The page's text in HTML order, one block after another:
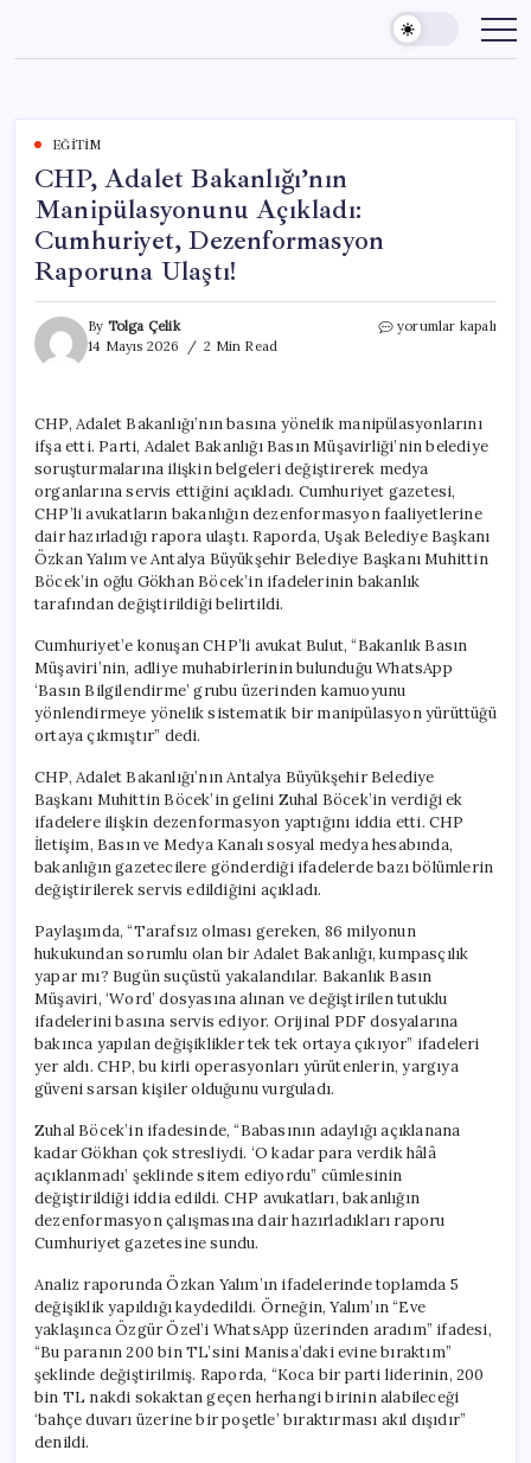
content
EĞITIM
CHP, Adalet Bakanlığı’nın
Manipülasyonunu Açıkladı:
Cumhuriyet, Dezenformasyon
Raporuna Ulaştı!
By Tolga Çelik
14 Mayıs 2026
2 Min Read
CHP,
Cumhuriyet,
Dezenformasyon
Raporuna
Ulaştı!
için
yorumlar kapalı
CHP, Adalet Bakanlığı’nın basına yönelik manipülasyonlarını
ifşa etti. Parti, Adalet Bakanlığı Basın Müşavirliği’nin belediye
soruşturmalarına ilişkin belgeleri değiştirerek medya
organlarına servis ettiğini açıkladı. Cumhuriyet gazetesi,
CHP’li avukatların bakanlığın dezenformasyon faaliyetlerine
dair hazırladığı rapora ulaştı. Raporda, Uşak Belediye Başkanı
Özkan Yalım ve Antalya Büyükşehir Belediye Başkanı Muhittin
Böcek’in oğlu Gökhan Böcek’in ifadelerinin bakanlık
tarafından değiştirildiği belirtildi.
Cumhuriyet’e konuşan CHP’li avukat Bulut, “Bakanlık Basın
Müşaviri’nin, adliye muhabirlerinin bulunduğu WhatsApp
‘Basın Bilgilendirme’ grubu üzerinden kamuoyunu
yönlendirmeye yönelik sistematik bir manipülasyon yürüttüğü
ortaya çıkmıştır” dedi.
CHP, Adalet Bakanlığı’nın Antalya Büyükşehir Belediye
Başkanı Muhittin Böcek’in gelini Zuhal Böcek’in verdiği ek
ifadelere ilişkin dezenformasyon yaptığını iddia etti. CHP
İletişim, Basın ve Medya Kanalı sosyal medya hesabında,
bakanlığın gazetecilere gönderdiği ifadelerde bazı bölümlerin
değiştirilerek servis edildiğini açıkladı.
Paylaşımda, “Tarafsız olması gereken, 86 milyonun
hukukundan sorumlu olan bir Adalet Bakanlığı, kumpasçılık
yapar mı? Bugün suçüstü yakalandılar. Bakanlık Basın
Müşaviri, ‘Word’ dosyasına alınan ve değiştirilen tutuklu
ifadelerini basına servis ediyor. Orijinal PDF dosyalarına
bakınca yapılan değişiklikler tek tek ortaya çıkıyor” ifadeleri
yer aldı. CHP, bu kirli operasyonları yürütenlerin, yargıya
güveni sarsan kişiler olduğunu vurguladı.
Zuhal Böcek’in ifadesinde, “Babasının adaylığı açıklanana
kadar Gökhan çok stresliydi. ‘O kadar para verdik hâlâ
açıklanmadı’ şeklinde sitem ediyordu” cümlesinin
değiştirildiği iddia edildi. CHP avukatları, bakanlığın
dezenformasyon çalışmasına dair hazırladıkları raporu
Cumhuriyet gazetesine sundu.
Analiz raporunda Özkan Yalım’ın ifadelerinde toplamda 5
değişiklik yapıldığı kaydedildi. Örneğin, Yalım’ın “Eve
yaklaşınca Özgür Özel’i WhatsApp üzerinden aradım” ifadesi,
“Bu paranın 200 bin TL’sini Manisa’daki evine bıraktım”
şeklinde değiştirilmiş. Raporda, “Koca bir parti liderinin, 200
bin TL nakdi sokaktan geçen herhangi birinin alabileceği
‘bahçe duvarı üzerine bir poşetle’ bıraktırması akıl dışıdır”
denildi.